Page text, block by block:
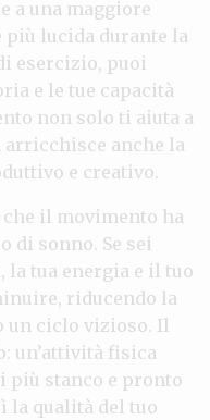
a una maggiore
più lucida durante la
esercizio, puoi
e le tue capacità
non solo ti aiuta a
arricchisce anche la
e creativo.
il movimento ha
di sonno. Se sei
tua energia e il tuo
riducendo la
un ciclo vizioso. Il
un’attività fisica
più stanco e pronto
la qualità del tuo